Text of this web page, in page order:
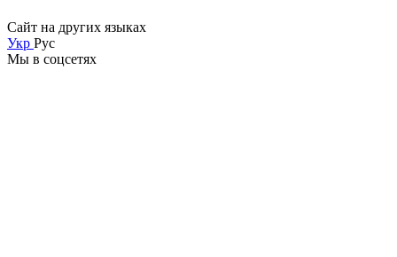
Сайт на других языках
Укр Рус
Мы в соцсетях